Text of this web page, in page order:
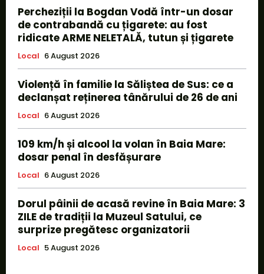
Percheziții la Bogdan Vodă într-un dosar
de contrabandă cu țigarete: au fost
ridicate ARME NELETALĂ, tutun și țigarete
Local 6 August 2026
Violență în familie la Săliștea de Sus: ce a
declanșat reținerea tânărului de 26 de ani
Local 6 August 2026
109 km/h și alcool la volan în Baia Mare:
dosar penal în desfășurare
Local 6 August 2026
Dorul pâinii de acasă revine în Baia Mare: 3
ZILE de tradiții la Muzeul Satului, ce
surprize pregătesc organizatorii
Local 5 August 2026